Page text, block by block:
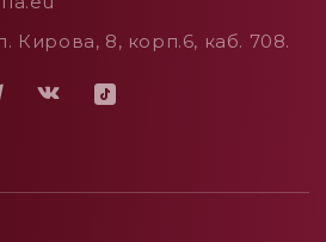
Кирова, 8, корп.6, каб. 708.